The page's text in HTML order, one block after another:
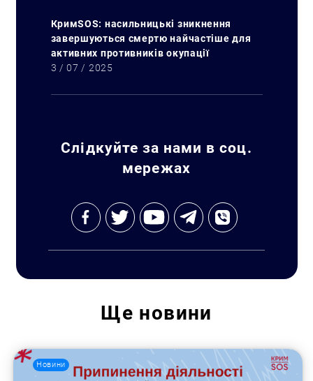
КримSOS: насильницькі зникнення
завершуються смертю найчастіше для
активних противників окупації
3 / 07 / 2025
Слідкуйте за нами в соц.
мережах
Ще новини
Новини